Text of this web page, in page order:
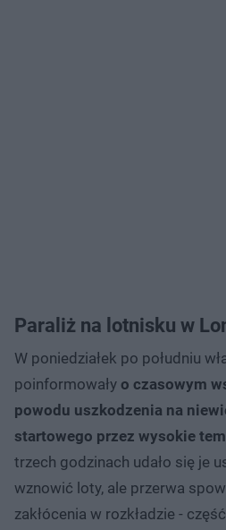
Paraliż na lotnisku w
W poniedziałek po południu
poinformowały o czasowym
powodu uszkodzenia na
startowego przez wysokie
trzech godzinach udało się je
wznowić loty, ale przerwa
zakłócenia w rozkładzie -